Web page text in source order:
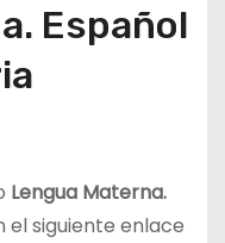
Español
Lengua Materna.
el siguiente enlace